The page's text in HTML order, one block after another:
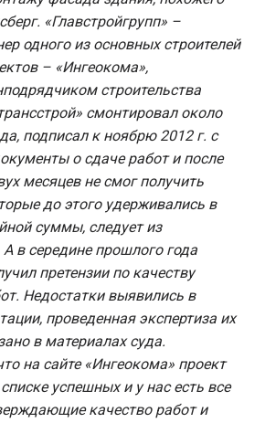
«Главстройгрупп» –
одного из основных строителей
– «Ингеокома»,
строительства
смонтировал около
подписал к ноябрю 2012 г. с
о сдаче работ и после
месяцев не смог получить
до этого удерживались в
суммы, следует из
в середине прошлого года
претензии по качеству
Недостатки выявились в
проведенная экспертиза их
в материалах суда.
на сайте «Ингеокома» проект
успешных и у нас есть все
качество работ и